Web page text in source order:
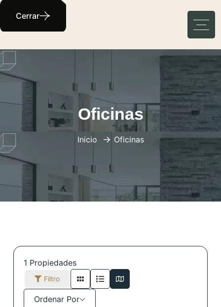
Cerrar
Oficinas
Inicio Oficinas
1 Propiedades
Filtro
Ordenar Por